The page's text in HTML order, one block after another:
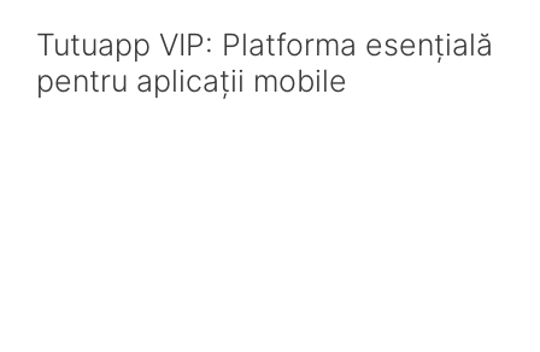
Tutuapp VIP: Platforma esențială
pentru aplicații mobile